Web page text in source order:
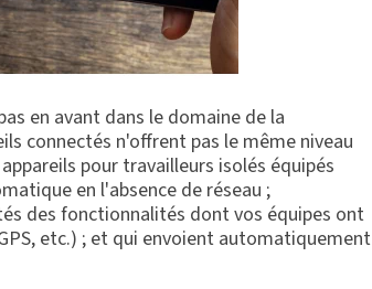
en avant dans le domaine de la
connectés n'offrent pas le même niveau
pour travailleurs isolés équipés
en l'absence de réseau ;
des fonctionnalités dont vos équipes ont
etc.) ; et qui envoient automatiquement